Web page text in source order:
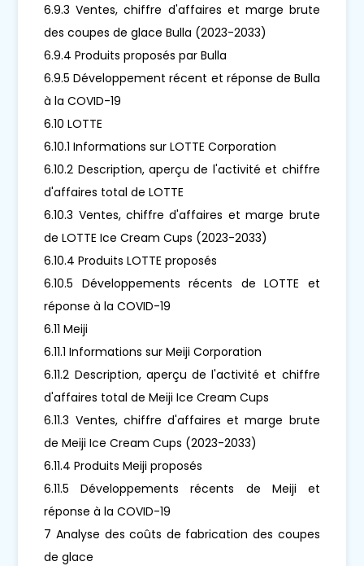
6.9.3 Ventes, chiffre d'affaires et marge brute
des coupes de glace Bulla (2023-2033)
6.9.4 Produits proposés par Bulla
6.9.5 Développement récent et réponse de Bulla
à la COVID-19
6.10 LOTTE
6.10.1 Informations sur LOTTE Corporation
6.10.2 Description, aperçu de l'activité et chiffre
d'affaires total de LOTTE
6.10.3 Ventes, chiffre d'affaires et marge brute
de LOTTE Ice Cream Cups (2023-2033)
6.10.4 Produits LOTTE proposés
6.10.5 Développements récents de LOTTE et
réponse à la COVID-19
6.11 Meiji
6.11.1 Informations sur Meiji Corporation
6.11.2 Description, aperçu de l'activité et chiffre
d'affaires total de Meiji Ice Cream Cups
6.11.3 Ventes, chiffre d'affaires et marge brute
de Meiji Ice Cream Cups (2023-2033)
6.11.4 Produits Meiji proposés
6.11.5 Développements récents de Meiji et
réponse à la COVID-19
7 Analyse des coûts de fabrication des coupes
de glace